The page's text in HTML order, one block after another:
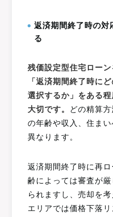
返済期間終了時の対
る
残価設定型住宅ローン
「返済期間終了時に
選択するか」をある
大切です。
どの精算
の年齢や収入、住ま
異なります。
返済期間終了時に再
齢によっては審査が厳
られますし、売却を
エリアでは価格下落